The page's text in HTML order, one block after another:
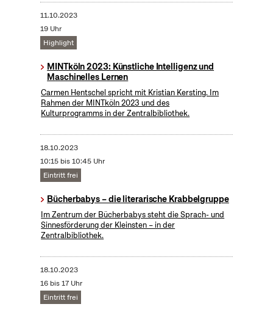
11.10.2023
19 Uhr
Highlight
MINTköln 2023: Künstliche Intelligenz und
Maschinelles Lernen
Carmen Hentschel spricht mit Kristian Kersting. Im
Rahmen der MINTköln 2023 und des
Kulturprogramms in der Zentralbibliothek.
18.10.2023
10:15 bis 10:45 Uhr
Eintritt frei
Bücherbabys – die literarische Krabbelgruppe
Im Zentrum der Bücherbabys steht die Sprach- und
Sinnesförderung der Kleinsten – in der
Zentralbibliothek.
18.10.2023
16 bis 17 Uhr
Eintritt frei